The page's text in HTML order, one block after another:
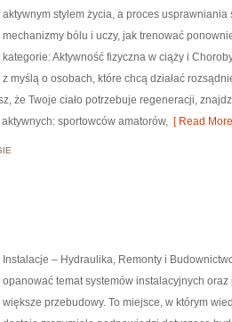
aktywnym stylem życia, a proces
mechanizmy bólu i uczy, jak trenować
kategorie: Aktywność fizyczna w ciąży i
z myślą o osobach, które chcą działać
że Twoje ciało potrzebuje regeneracji,
sportowców amatorów, [ Read
Instalacje – Hydraulika, Remonty i
opanować temat systemów instalacyjnych
większe przebudowy. To miejsce, w którym